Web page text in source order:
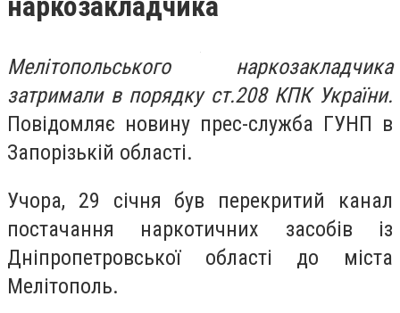
Мелітопольського наркозакладчика
затримали в порядку ст.208 КПК України.
Повідомляє новину прес-служба ГУНП в
Запорізькій області.
Учора, 29 січня був перекритий канал
постачання наркотичних засобів із
Дніпропетровської області до міста
Мелітополь.